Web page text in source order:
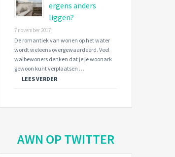
ergens anders
liggen?
7 november 2017
De romantiek van wonen op het water
wordt weleens overgewaardeerd. Veel
walbewoners denken dat je je woonark
gewoon kunt verplaatsen …
LEES VERDER
AWN OP TWITTER